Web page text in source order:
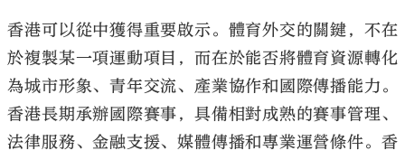
香港可以從中獲得重要啟示。體育外交的關鍵，不在
於複製某一項運動項目，而在於能否將體育資源轉化
為城市形象、青年交流、產業協作和國際傳播能力。
香港長期承辦國際賽事，具備相對成熟的賽事管理、
法律服務、金融支援、媒體傳播和專業運營條件。香